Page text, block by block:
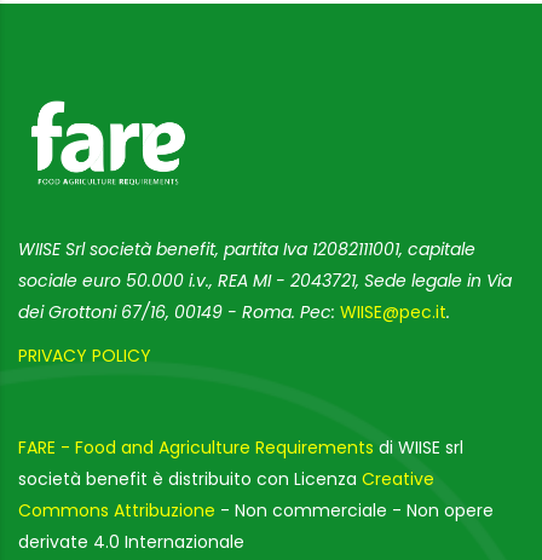
WIISE Srl società benefit, partita Iva 12082111001, capitale
sociale euro 50.000 i.v., REA MI - 2043721, Sede legale in Via
dei Grottoni 67/16, 00149 - Roma. Pec: WIISE@pec.it.
PRIVACY POLICY
FARE - Food and Agriculture Requirements di WIISE srl
società benefit è distribuito con Licenza Creative
Commons Attribuzione - Non commerciale - Non opere
derivate 4.0 Internazionale